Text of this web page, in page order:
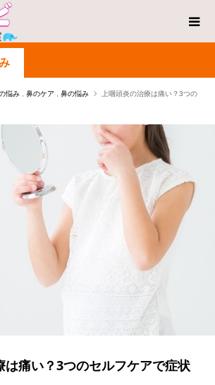
悩み 鼻のケア 鼻の悩み
上咽頭炎の治療は痛い？3つの
は痛い？3つのセルフケアで症状